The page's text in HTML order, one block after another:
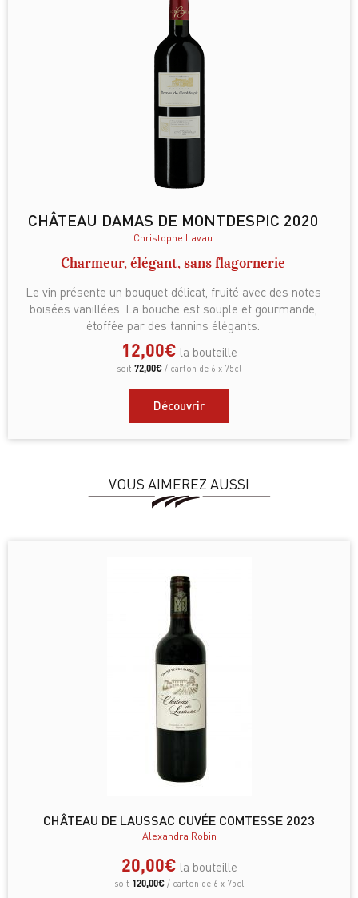
CHÂTEAU DAMAS DE MONTDESPIC 2020
Christophe Lavau
Charmeur, élégant, sans flagornerie
Le vin présente un bouquet délicat, fruité avec des notes
boisées vanillées. La bouche est souple et gourmande,
étoffée par des tannins élégants.
12,00€ la bouteille
soit 72,00€ / carton de 6 x 75cl
Découvrir
VOUS AIMEREZ AUSSI
CHÂTEAU DE LAUSSAC CUVÉE COMTESSE 2023
Alexandra Robin
20,00€ la bouteille
soit 120,00€ / carton de 6 x 75cl